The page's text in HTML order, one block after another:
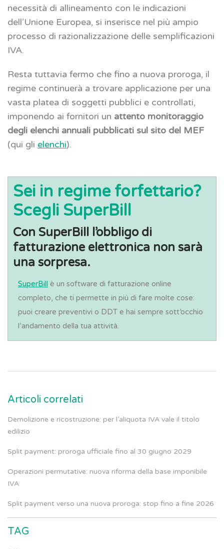
necessità di allineamento con le indicazioni
dell’Unione Europea, si inserisce nel più ampio
processo di razionalizzazione delle semplificazioni
IVA.
Resta tuttavia fermo che fino a nuova proroga, il
regime continuerà a trovare applicazione per una
vasta platea di soggetti pubblici e controllati,
imponendo ai fornitori un attento monitoraggio
degli elenchi annuali pubblicati sul sito del MEF
(qui gli elenchi).
Sei in regime forfettario?
Scegli SuperBill
Con SuperBill l’obbligo di
fatturazione elettronica non sarà
una sorpresa.
SuperBill è un software di fatturazione online
completo, che ti permette in più di fare molte cose:
puoi creare preventivi o DDT e hai sempre sott’occhio
l’andamento della tua attività.
Articoli correlati
Demolizione e ricostruzione: per l’aliquota IVA vale il titolo
edilizio
Split payment: proroga ufficiale fino al 30 giugno 2029
Operazioni permutative: nuova riforma della base imponibile
IVA
Split payment verso una nuova proroga: stop fino a fine 2026
TAG